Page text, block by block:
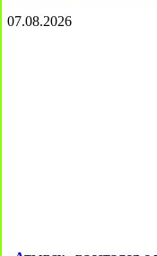
07.08.2026